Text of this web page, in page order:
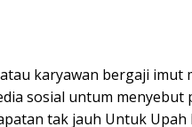
atau karyawan bergaji imut
sosial untum menyebut
tak jauh Untuk Upah